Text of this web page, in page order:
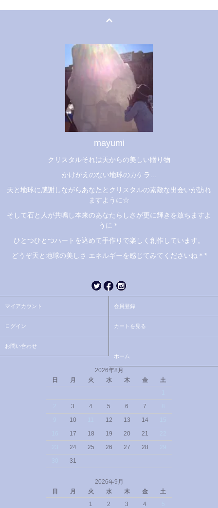
mayumi
クリスタルそれは天からの美しい贈り物
かけがえのない地球のカケラ...
天と地球に感謝しながらあなたとクリスタルの素敵な出会いが訪れ
ますように☆
そして石と人が共鳴し本来のあなたらしさが更に輝きを放ちますよ
うに＊
ひとつひとつハートを込めて手作りで楽しく創作しています。
どうぞ天と地球の美しさ エネルギーを感じてみてくださいね＊*
マイアカウント 会員登録
ログイン カートを見る
お問い合わせ
ホーム
2026年8月
日
月 火 水 木 金
土
3 4 5 6 7
10 12 13 14
17 18 19 20 21
24 25 26 27 28
31
2026年9月
日
月 火 水 木 金
土
1
2 3 4